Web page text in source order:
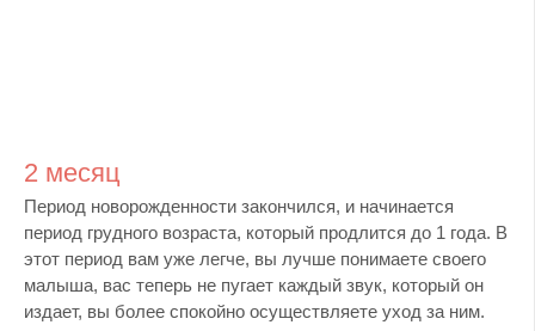
2 месяц
Период новорожденности закончился, и начинается
период грудного возраста, который продлится до 1 года. В
этот период вам уже легче, вы лучше понимаете своего
малыша, вас теперь не пугает каждый звук, который он
издает, вы более спокойно осуществляете уход за ним.